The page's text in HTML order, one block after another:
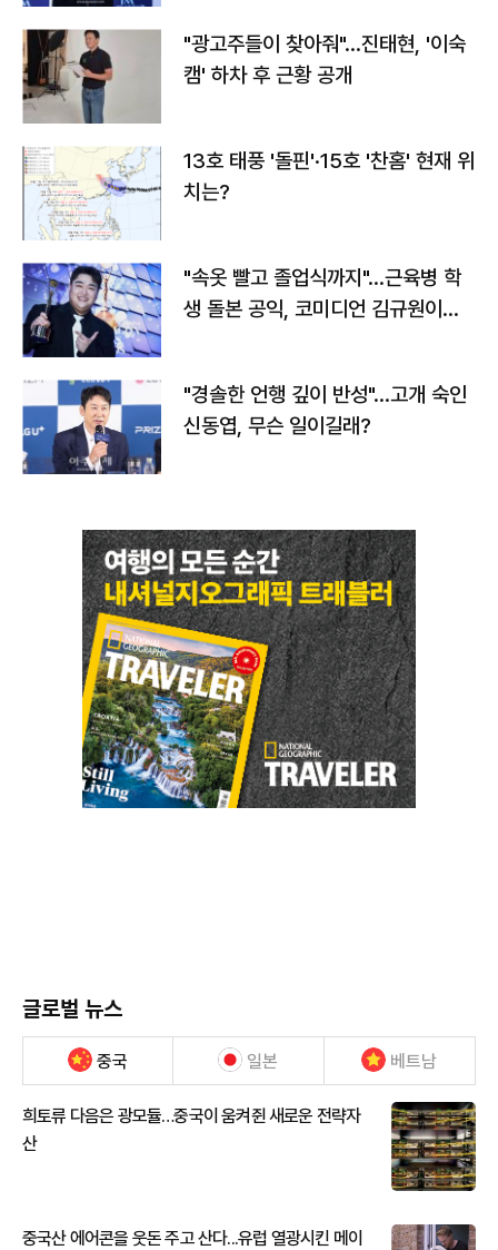
"광고주들이 찾아줘"…진태현, '이숙
캠' 하차 후 근황 공개
13호 태풍 '돌핀'·15호 '찬홈' 현재 위
치는?
"속옷 빨고 졸업식까지"…근육병 학
생 돌본 공익, 코미디언 김규원이었
"경솔한 언행 깊이 반성"…고개 숙인
신동엽, 무슨 일이길래?
글로벌 뉴스
중국 일본 베트남
희토류 다음은 광모듈…중국이 움켜쥔 새로운 전략자
산
중국산 에어콘을 웃돈 주고 산다...유럽 열광시킨 메이